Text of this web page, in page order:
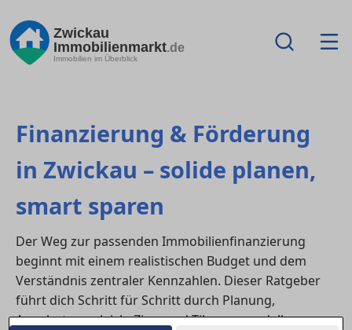
Zwickau
Immobilienmarkt.de
Immobilien im Überblick
Finanzierung & Förderung
in Zwickau – solide planen,
smart sparen
Der Weg zur passenden Immobilienfinanzierung
beginnt mit einem realistischen Budget und dem
Verständnis zentraler Kennzahlen. Dieser Ratgeber
führt dich Schritt für Schritt durch Planung,
Angebotsvergleich, Zins- und Tilgungsmodelle,